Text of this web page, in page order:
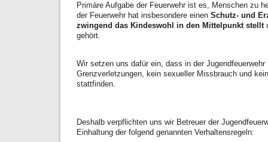
Primäre Aufgabe der Feuerwehr ist es, Menschen zu
der Feuerwehr hat insbesondere einen Schutz- und
zwingend das Kindeswohl in den Mittelpunkt stellt
gehört.
Wir setzen uns dafür ein, dass in der Jugendfeuerwehr
Grenzverletzungen, kein sexueller Missbrauch und
stattfinden.
Deshalb verpflichten uns wir Betreuer der
Einhaltung der folgend genannten Verhaltensregeln: